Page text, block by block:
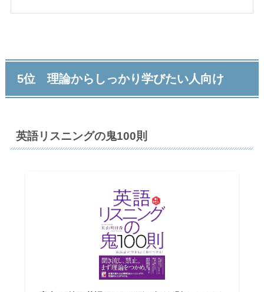
5位 理論からしっかり学びたい人向け
英語リスニングの鬼100則